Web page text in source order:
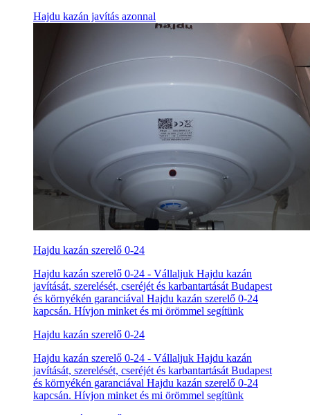
Hajdu kazán javítás azonnal
Hajdu kazán szerelő 0-24
Hajdu kazán szerelő 0-24 - Vállaljuk Hajdu kazán
javítását, szerelését, cseréjét és karbantartását Budapest
és környékén garanciával Hajdu kazán szerelő 0-24
kapcsán. Hívjon minket és mi örömmel segítünk
Hajdu kazán szerelő 0-24
Hajdu kazán szerelő 0-24 - Vállaljuk Hajdu kazán
javítását, szerelését, cseréjét és karbantartását Budapest
és környékén garanciával Hajdu kazán szerelő 0-24
kapcsán. Hívjon minket és mi örömmel segítünk